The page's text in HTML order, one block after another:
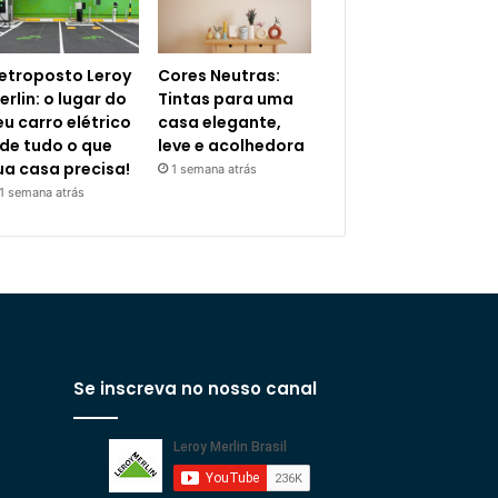
Leroy
o lugar do
carro elétrico
tudo o que
casa precisa!
1 semana atrás
Cores Neutras:
Tintas para uma
casa elegante,
leve e acolhedora
1 semana atrás
Se inscreva no nosso canal